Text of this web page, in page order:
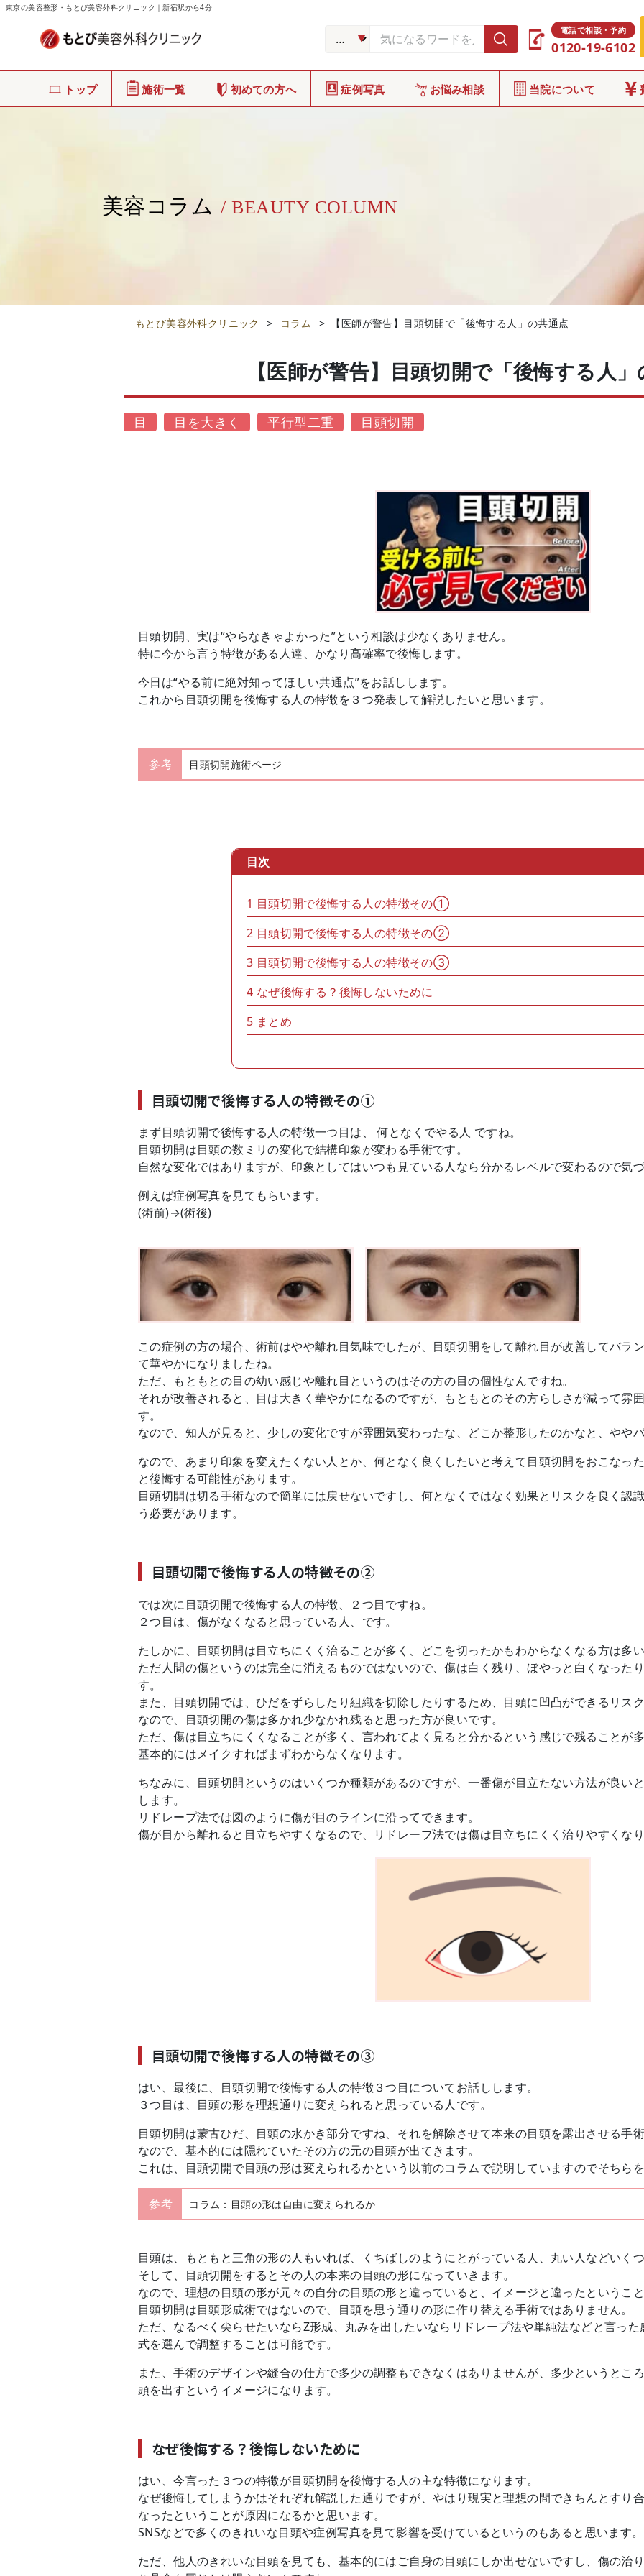
東京の美容整形・もとび美容外科クリニック｜新宿駅から4分
電話で相談・予約
0120-19-6102
トップ 施術一覧 初めての方へ 症例写真 お悩み相談 当院について
美容コラム / BEAUTY COLUMN
もとび美容外科クリニック > コラム > 【医師が警告】目頭切開で「後悔する人」の共通点
【医師が警告】目頭切開で「後悔する人
目 目を大きく 平行型二重 目頭切開
目頭切開、実は“やらなきゃよかった”という相談は少なくありません。
特に今から言う特徴がある人達、かなり高確率で後悔します。
今日は“やる前に絶対知ってほしい共通点”をお話しします。
これから目頭切開を後悔する人の特徴を３つ発表して解説したいと思います。
参考 目頭切開施術ページ
目次
1 目頭切開で後悔する人の特徴その①
2 目頭切開で後悔する人の特徴その②
3 目頭切開で後悔する人の特徴その③
4 なぜ後悔する？後悔しないために
5 まとめ
目頭切開で後悔する人の特徴その①
まず目頭切開で後悔する人の特徴一つ目は、 何となくでやる人 ですね。
目頭切開は目頭の数ミリの変化で結構印象が変わる手術です。
自然な変化ではありますが、印象としてはいつも見ている人なら分かるレベルで変わるので気
例えば症例写真を見てもらいます。
(術前)→(術後)
この症例の方の場合、術前はやや離れ目気味でしたが、目頭切開をして離れ目が改善してバラ
て華やかになりましたね。
ただ、もともとの目の幼い感じや離れ目というのはその方の目の個性なんですね。
それが改善されると、目は大きく華やかになるのですが、もともとのその方らしさが減って雰
す。
なので、知人が見ると、少しの変化ですが雰囲気変わったな、どこか整形したのかなと、やや
なので、あまり印象を変えたくない人とか、何となく良くしたいと考えて目頭切開をおこなっ
と後悔する可能性があります。
目頭切開は切る手術なので簡単には戻せないですし、何となくではなく効果とリスクを良く認
う必要があります。
目頭切開で後悔する人の特徴その②
では次に目頭切開で後悔する人の特徴、２つ目ですね。
２つ目は、傷がなくなると思っている人、です。
たしかに、目頭切開は目立ちにくく治ることが多く、どこを切ったかもわからなくなる方は多い
ただ人間の傷というのは完全に消えるものではないので、傷は白く残り、ぼやっと白くなった
す。
また、目頭切開では、ひだをずらしたり組織を切除したりするため、目頭に凹凸ができるリスク
なので、目頭切開の傷は多かれ少なかれ残ると思った方が良いです。
ただ、傷は目立ちにくくなることが多く、言われてよく見ると分かるという感じで残ることが多
基本的にはメイクすればまずわからなくなります。
ちなみに、目頭切開というのはいくつか種類があるのですが、一番傷が目立たない方法が良い
します。
リドレープ法では図のように傷が目のラインに沿ってできます。
傷が目から離れると目立ちやすくなるので、リドレープ法では傷は目立ちにくく治りやすくなり
目頭切開で後悔する人の特徴その③
はい、最後に、目頭切開で後悔する人の特徴３つ目についてお話しします。
３つ目は、目頭の形を理想通りに変えられると思っている人です。
目頭切開は蒙古ひだ、目頭の水かき部分ですね、それを解除させて本来の目頭を露出させる手術
なので、基本的には隠れていたその方の元の目頭が出てきます。
これは、目頭切開で目頭の形は変えられるかという以前のコラムで説明していますのでそちらを
参考 コラム：目頭の形は自由に変えられるか
目頭は、もともと三角の形の人もいれば、くちばしのようにとがっている人、丸い人などいくつ
そして、目頭切開をするとその人の本来の目頭の形になっていきます。
なので、理想の目頭の形が元々の自分の目頭の形と違っていると、イメージと違ったということ
目頭切開は目頭形成術ではないので、目頭を思う通りの形に作り替える手術ではありません。
ただ、なるべく尖らせたいならZ形成、丸みを出したいならリドレープ法や単純法などと言っ
式を選んで調整することは可能です。
また、手術のデザインや縫合の仕方で多少の調整もできなくはありませんが、多少というとこ
頭を出すというイメージになります。
なぜ後悔する？後悔しないために
はい、今言った３つの特徴が目頭切開を後悔する人の主な特徴になります。
なぜ後悔してしまうかはそれぞれ解説した通りですが、やはり現実と理想の間できちんとすり
なったということが原因になるかと思います。
SNSなどで多くのきれいな目頭や症例写真を見て影響を受けているというのもあると思います。
ただ、他人のきれいな目頭を見ても、基本的にはご自身の目頭にしか出せないですし、傷の治